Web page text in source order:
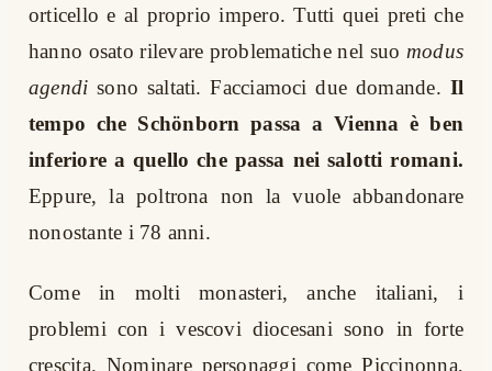
orticello e al proprio impero. Tutti quei preti che
hanno osato rilevare problematiche nel suo modus
agendi sono saltati. Facciamoci due domande. Il
tempo che Schönborn passa a Vienna è ben
inferiore a quello che passa nei salotti romani.
Eppure, la poltrona non la vuole abbandonare
nonostante i 78 anni.
Come in molti monasteri, anche italiani, i
problemi con i vescovi diocesani sono in forte
crescita. Nominare personaggi come Piccinonna,